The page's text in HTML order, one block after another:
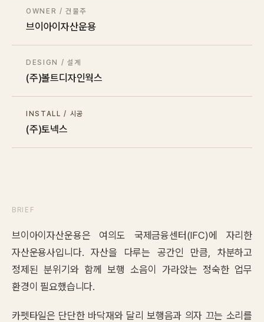
Inquiry→
OWNER / 건물주
브이아이자산운용
DESIGN / 설계
(주)볼트디자인웍스
INSTALL / 시공
(주)토넥스
BRIEF
브이아이자산운용은 여의도 국제금융센터(IFC)에 자리한
자산운용사입니다. 자산을 다루는 공간인 만큼, 차분하고
정제된 분위기와 함께 보행 소음이 가라앉는 정숙한 업무
환경이 필요했습니다.
카펫타일은 단단한 바닥재와 달리 보행음과 의자 끄는 소리를